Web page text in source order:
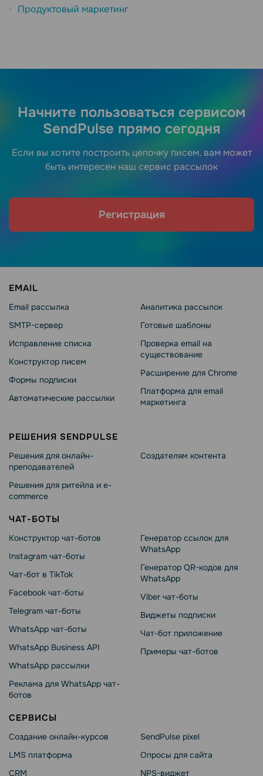
Продуктовый маркетинг
Начните пользоваться сервисом
SendPulse прямо сегодня
Если вы хотите построить цепочку писем, вам может
быть интересен наш сервис рассылок
Регистрация
EMAIL
Email рассылка
SMTP-сервер
Исправление списка
Конструктор писем
Формы подписки
Автоматические рассылки
Аналитика рассылок
Готовые шаблоны
Проверка email на
существование
Расширение для Chrome
Платформа для email
маркетинга
РЕШЕНИЯ SENDPULSE
Решения для онлайн-
преподавателей
Решения для ритейла и e-
commerce
Создателям контента
ЧАТ-БОТЫ
Конструктор чат-ботов
Instagram чат-боты
Чат-бот в TikTok
Facebook чат-боты
Telegram чат-боты
WhatsApp чат-боты
WhatsApp Business API
WhatsApp рассылки
Реклама для WhatsApp чат-
ботов
Генератор ссылок для
WhatsApp
Генератор QR-кодов для
WhatsApp
Viber чат-боты
Виджеты подписки
Чат-бот приложение
Примеры чат-ботов
СЕРВИСЫ
Создание онлайн-курсов
LMS платформа
CRM
SendPulse pixel
Опросы для сайта
NPS-виджет